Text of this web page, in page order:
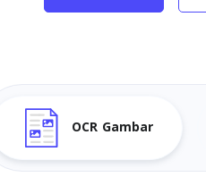
OCR Gambar